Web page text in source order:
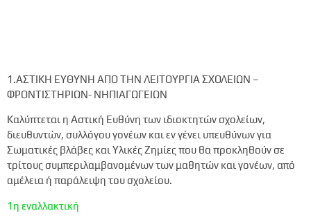
1.ΑΣΤΙΚΗ ΕΥΘΥΝΗ ΑΠΟ ΤΗΝ ΛΕΙΤΟΥΡΓΙΑ ΣΧΟΛΕΙΩΝ –
ΦΡΟΝΤΙΣΤΗΡΙΩΝ- ΝΗΠΙΑΓΩΓΕΙΩΝ
Καλύπτεται η Αστική Ευθύνη των ιδιοκτητών σχολείων,
διευθυντών, συλλόγου γονέων και εν γένει υπευθύνων για
Σωματικές βλάβες και Υλικές Ζημίες που θα προκληθούν σε
τρίτους συμπεριλαμβανομένων των μαθητών και γονέων, από
αμέλεια ή παράλειψη του σχολείου.
1η εναλλακτική